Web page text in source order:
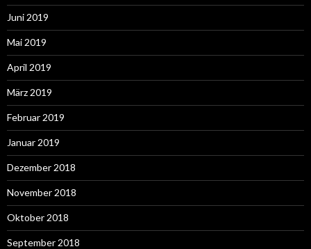
Juni 2019
Mai 2019
April 2019
März 2019
Februar 2019
Januar 2019
Dezember 2018
November 2018
Oktober 2018
September 2018